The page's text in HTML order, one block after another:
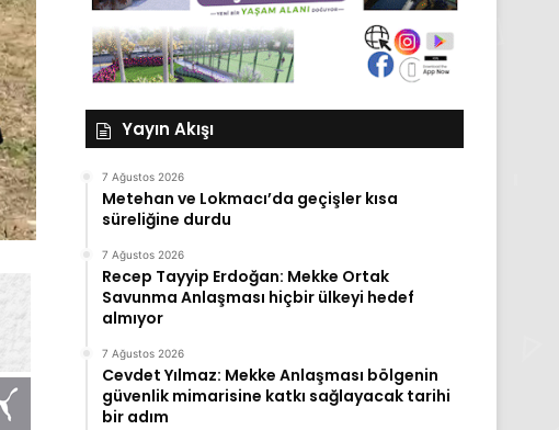
Yayın Akışı
7 Ağustos 2026
Metehan ve Lokmacı’da geçişler kısa
süreliğine durdu
7 Ağustos 2026
Recep Tayyip Erdoğan: Mekke Ortak
Savunma Anlaşması hiçbir ülkeyi hedef
almıyor
7 Ağustos 2026
Cevdet Yılmaz: Mekke Anlaşması bölgenin
güvenlik mimarisine katkı sağlayacak tarihi
bir adım